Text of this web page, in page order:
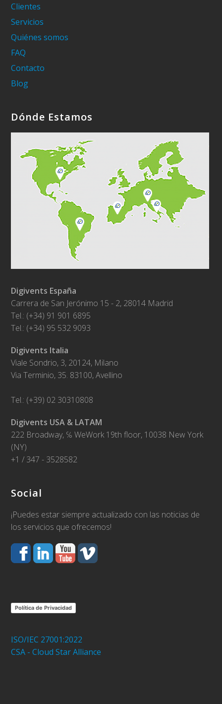
Clientes
Servicios
Quiénes somos
FAQ
Contacto
Blog
Dónde Estamos
Digivents España
Carrera de San Jerónimo 15 - 2, 28014 Madrid
Tel.: (+34) 91 901 6895
Tel.: (+34) 95 532 9093
Digivents Italia
Viale Sondrio, 3, 20124, Milano
Via Terminio, 35. 83100, Avellino
Tel.: (+39) 02 30310808
Digivents USA & LATAM
222 Broadway, ℅ WeWork 19th floor, 10038 New York
(NY)
+1 / 347 - 3528582
Social
¡Puedes estar siempre actualizado con las noticias de
los servicios que ofrecemos!
Política de Privacidad
ISO/IEC 27001:2022
CSA - Cloud Star Alliance